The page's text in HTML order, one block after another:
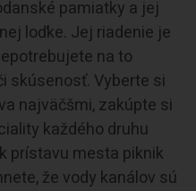
pamiatky a jej
loďke. Jej riadenie je
na to
skúsenosť. Vyberte si
najväčšmi, zakúpte si
každého druhu
prístavu mesta piknik
že vody kanálov sú